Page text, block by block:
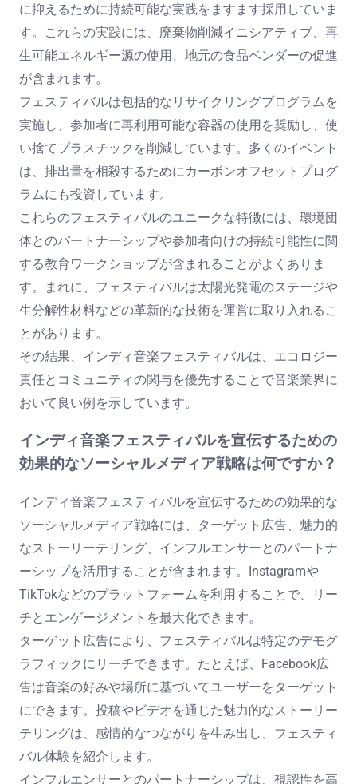
に抑えるために持続可能な実践をますます採用していま
す。これらの実践には、廃棄物削減イニシアティブ、再
生可能エネルギー源の使用、地元の食品ベンダーの促進
が含まれます。
フェスティバルは包括的なリサイクリングプログラムを
実施し、参加者に再利用可能な容器の使用を奨励し、使
い捨てプラスチックを削減しています。多くのイベント
は、排出量を相殺するためにカーボンオフセットプログ
ラムにも投資しています。
これらのフェスティバルのユニークな特徴には、環境団
体とのパートナーシップや参加者向けの持続可能性に関
する教育ワークショップが含まれることがよくありま
す。まれに、フェスティバルは太陽光発電のステージや
生分解性材料などの革新的な技術を運営に取り入れるこ
とがあります。
その結果、インディ音楽フェスティバルは、エコロジー
責任とコミュニティの関与を優先することで音楽業界に
おいて良い例を示しています。
インディ音楽フェスティバルを宣伝するための
効果的なソーシャルメディア戦略は何ですか？
インディ音楽フェスティバルを宣伝するための効果的な
ソーシャルメディア戦略には、ターゲット広告、魅力的
なストーリーテリング、インフルエンサーとのパートナ
ーシップを活用することが含まれます。Instagramや
TikTokなどのプラットフォームを利用することで、リー
チとエンゲージメントを最大化できます。
ターゲット広告により、フェスティバルは特定のデモグ
ラフィックにリーチできます。たとえば、Facebook広
告は音楽の好みや場所に基づいてユーザーをターゲット
にできます。投稿やビデオを通じた魅力的なストーリー
テリングは、感情的なつながりを生み出し、フェスティ
バル体験を紹介します。
インフルエンサーとのパートナーシップは、視認性を高